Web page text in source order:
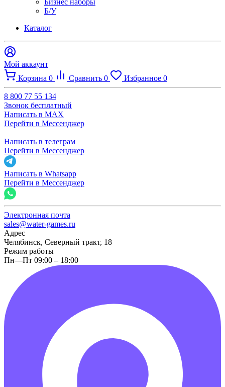
Б/У
Каталог
Мой аккаунт
Корзина 0 Сравнить 0 Избранное 0
8 800 77 55 134
Звонок бесплатный
Написать в MAX
Перейти в Мессенджер
Написать в телеграм
Перейти в Мессенджер
Написать в Whatsapp
Перейти в Мессенджер
Электронная почта
sales@water-games.ru
Адрес
Челябинск, Северный тракт, 18
Режим работы
Пн—Пт 09:00 – 18:00